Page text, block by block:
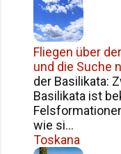
Fliegen über
und die Suche
der Basilikata:
Basilikata ist
wie si...
Toskana